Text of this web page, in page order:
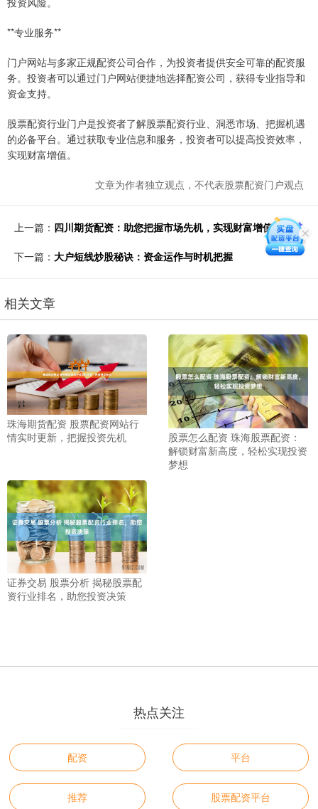
**专业服务**
门户网站与多家正规配资公司合作，为投资者提供安全可靠的配资服
务。投资者可以通过门户网站便捷地选择配资公司，获得专业指导和
资金支持。
股票配资行业门户是投资者了解股票配资行业、洞悉市场、把握机遇
的必备平台。通过获取专业信息和服务，投资者可以提高投资效率，
实现财富增值。
文章为作者独立观点，不代表股票配资门户观点
上一篇： 四川期货配资：助您把握市场先机，实现财富增值
下一篇： 大户短线炒股秘诀：资金运作与时机把握
相关文章
珠海期货配资 股票配资网站行
情实时更新，把握投资先机
股票怎么配资 珠海股票配资：
解锁财富新高度，轻松实现投资
梦想
证券交易 股票分析 揭秘股票配
资行业排名，助您投资决策
热点关注
配资 平台
推荐 股票配资平台